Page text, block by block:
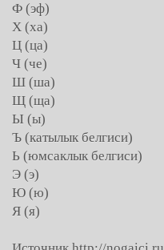
Ф (эф)
Х (ха)
Ц (ца)
Ч (че)
Ш (ша)
Щ (ща)
Ы (ы)
Ъ (катылык белгиси)
Ь (юмсаклык белгиси)
Э (э)
Ю (ю)
Я (я)